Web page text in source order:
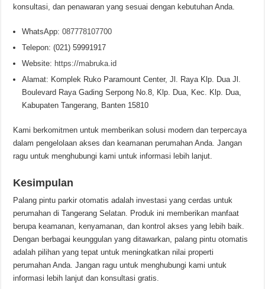
konsultasi, dan penawaran yang sesuai dengan kebutuhan Anda.
WhatsApp:087778107700
Telepon: (021) 59991917
Website: https://mabruka.id
Alamat: Komplek Ruko Paramount Center, Jl. Raya Klp. Dua Jl.
Boulevard Raya Gading Serpong No.8, Klp. Dua, Kec. Klp. Dua,
Kabupaten Tangerang, Banten 15810
Kami berkomitmen untuk memberikan solusi modern dan terpercaya
dalam pengelolaan akses dan keamanan perumahan Anda. Jangan
ragu untuk menghubungi kami untuk informasi lebih lanjut.
Kesimpulan
Palang pintu parkir otomatis adalah investasi yang cerdas untuk
perumahan di Tangerang Selatan. Produk ini memberikan manfaat
berupa keamanan, kenyamanan, dan kontrol akses yang lebih baik.
Dengan berbagai keunggulan yang ditawarkan, palang pintu otomatis
adalah pilihan yang tepat untuk meningkatkan nilai properti
perumahan Anda. Jangan ragu untuk menghubungi kami untuk
informasi lebih lanjut dan konsultasi gratis.